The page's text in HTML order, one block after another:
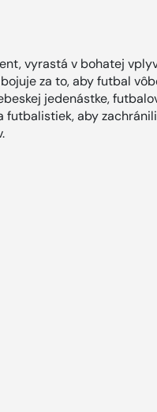
vyrastá v bohatej
za to, aby futbal
jedenástke,
aby